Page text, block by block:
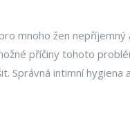
mnoho žen
příčiny tohoto
Správná intimní hygiena
komfort a zdraví.